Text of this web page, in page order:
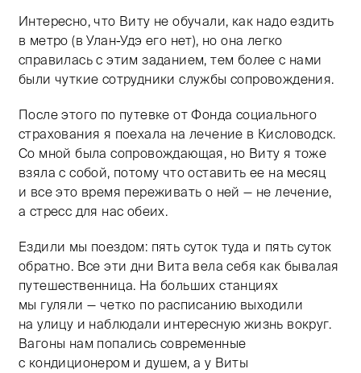
Интересно, что Виту не обучали, как надо ездить
в метро (в Улан-Удэ его нет), но она легко
справилась с этим заданием, тем более с нами
были чуткие сотрудники службы сопровождения.
После этого по путевке от Фонда социального
страхования я поехала на лечение в Кисловодск.
Со мной была сопровождающая, но Виту я тоже
взяла с собой, потому что оставить ее на месяц
и все это время переживать о ней — не лечение,
а стресс для нас обеих.
Ездили мы поездом: пять суток туда и пять суток
обратно. Все эти дни Вита вела себя как бывалая
путешественница. На больших станциях
мы гуляли — четко по расписанию выходили
на улицу и наблюдали интересную жизнь вокруг.
Вагоны нам попались современные
с кондиционером и душем, а у Виты